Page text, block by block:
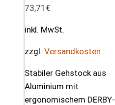
73,71 €
inkl. MwSt.
zzgl. Versandkosten
Stabiler Gehstock aus
Aluminium mit
ergonomischem DERBY-